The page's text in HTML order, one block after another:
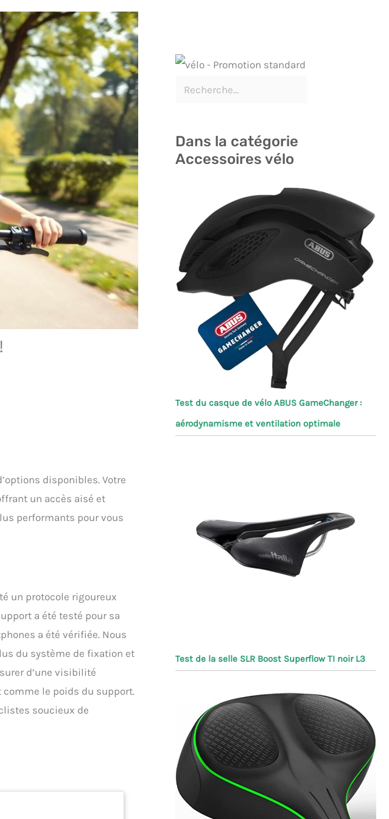
disponibles. Votre
un accès aisé et
performants pour vous
un protocole rigoureux
a été testé pour sa
a été vérifiée. Nous
du système de fixation et
d’une visibilité
le poids du support.
soucieux de
Dans la catégorie
Accessoires vélo
Test du casque de vélo ABUS GameChanger :
aérodynamisme et ventilation optimale
Test de la selle SLR Boost Superflow TI noir L3